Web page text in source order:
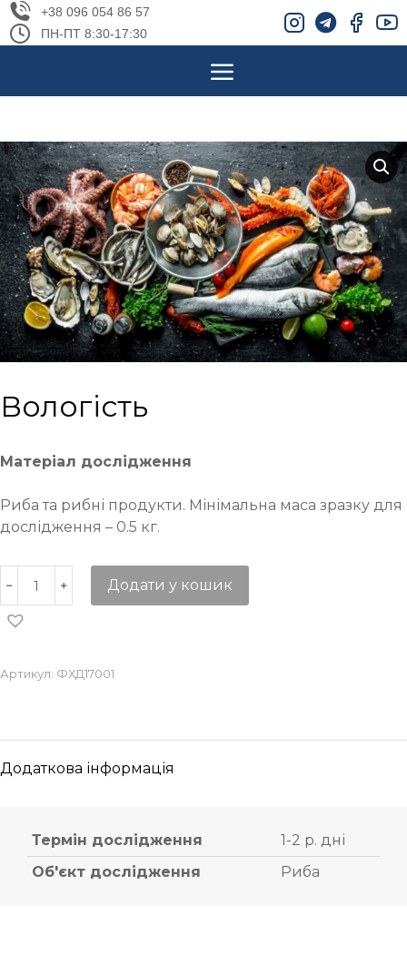
+38 096 054 86 57
ПН-ПТ 8:30-17:30
Вологість
Матеріал дослідження
Риба та рибні продукти. Мінімальна маса зразку для
дослідження – 0.5 кг.
Додати у кошик
Артикул: ФХД17001
Додаткова інформація
Термін дослідження
1-2 р. дні
Об'єкт дослідження
Риба